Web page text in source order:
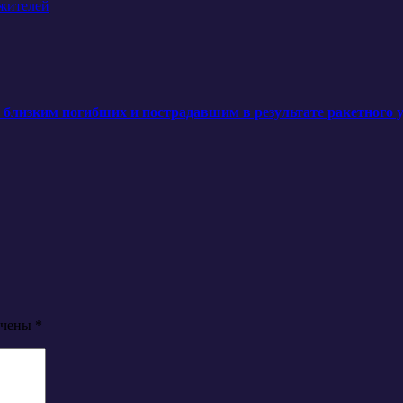
погибших и пострадавшим в результате ракетного
*